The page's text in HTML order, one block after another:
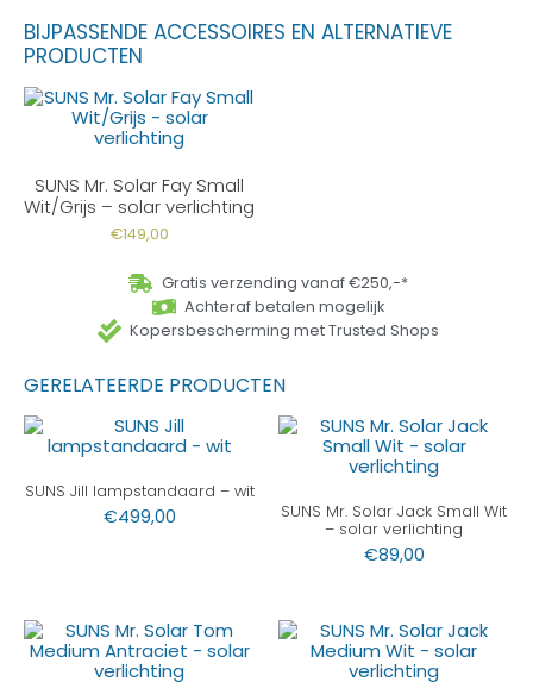
BIJPASSENDE ACCESSOIRES EN ALTERNATIEVE
PRODUCTEN
SUNS Mr. Solar Fay Small
Wit/Grijs – solar verlichting
€149,00
Gratis verzending vanaf €250,-*
Achteraf betalen mogelijk
Kopersbescherming met Trusted Shops
GERELATEERDE PRODUCTEN
SUNS Jill lampstandaard – wit
€499,00
SUNS Mr. Solar Jack Small Wit
– solar verlichting
€89,00